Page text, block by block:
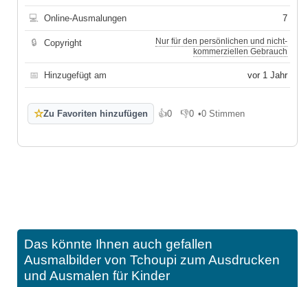
💻 Online-Ausmalungen 7
🔒 Copyright
Nur für den persönlichen und nicht-
kommerziellen Gebrauch
📅 Hinzugefügt am vor 1 Jahr
☆Zu Favoriten hinzufügen 👍0
Gefällt mir
👎0
Gefällt mir nicht
•0 Stimmen
Das könnte Ihnen auch gefallen
Ausmalbilder von Tchoupi zum Ausdrucken
und Ausmalen für Kinder